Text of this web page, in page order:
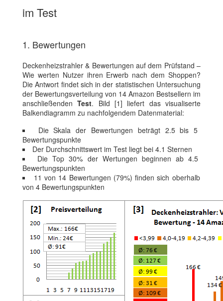
im Test
1. Bewertungen
Deckenheizstrahler & Bewertungen auf dem Prüfstand –
Wie werten Nutzer ihren Erwerb nach dem Shoppen?
Die Antwort findet sich in der statistischen Untersuchung
der Bewertungsverteilung von 14 Amazon Bestsellern im
anschließendenTest. Bild [1] liefert das visualiserte
Balkendiagramm zu nachfolgendem Datenmaterial:
Die Skala der Bewertungen beträgt 2.5 bis 5
Bewertungspunkte
Der Durchschnittswert im Test liegt bei 4.1 Sternen
Die Top 30% der Wertungen beginnen ab 4.5
Bewertungspunkten
11 von 14 Bewertungen (79%) finden sich oberhalb
von 4 Bewertungspunkten